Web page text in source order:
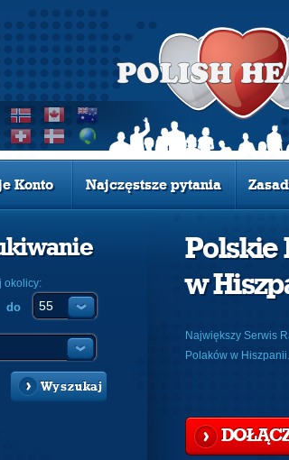
Konto Najczęstsze pytania
okolicy:
do
Wyszukaj
Polskie
w
Największy Serwis
Polaków w Hiszpanii.